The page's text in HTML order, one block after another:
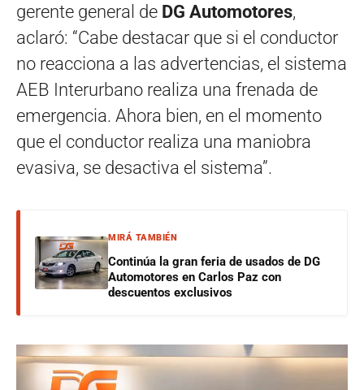
gerente general de DG Automotores,
aclaró: “Cabe destacar que si el conductor
no reacciona a las advertencias, el sistema
AEB Interurbano realiza una frenada de
emergencia. Ahora bien, en el momento
que el conductor realiza una maniobra
evasiva, se desactiva el sistema”.
MIRÁ TAMBIÉN
Continúa la gran feria de usados de DG
Automotores en Carlos Paz con
descuentos exclusivos